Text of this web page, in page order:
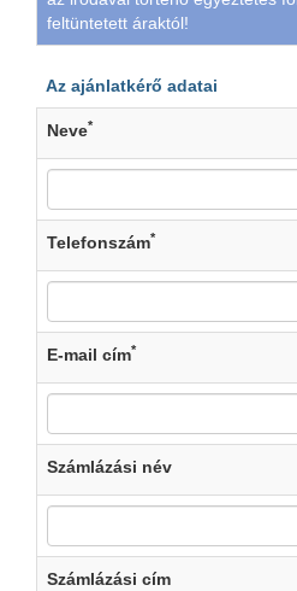
feltüntetett áraktól!
Az ajánlatkérő adatai
Neve*
Telefonszám*
E-mail cím*
Számlázási név
Számlázási cím